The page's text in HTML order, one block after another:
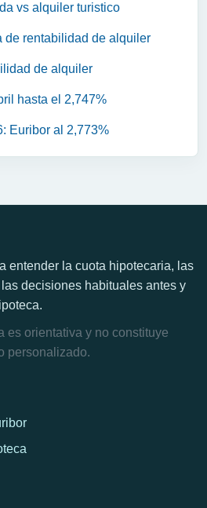
vs alquiler turistico
de rentabilidad de alquiler
de alquiler
hasta el 2,747%
Euribor al 2,773%
entender la cuota hipotecaria, las
decisiones habituales antes y
es orientativa y no constituye
personalizado.